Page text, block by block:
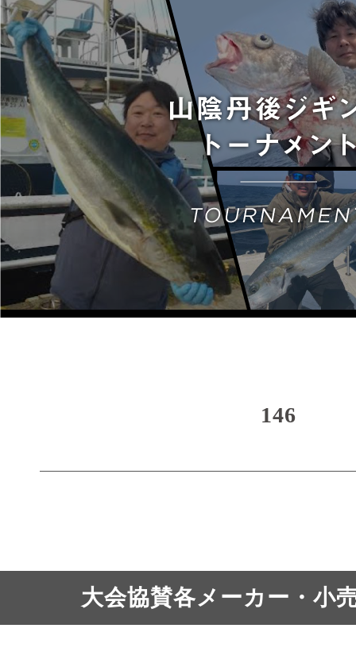
146
大会協賛各メーカー・小